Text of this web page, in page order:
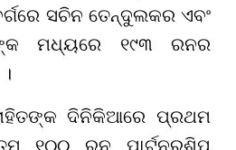
ସଚିନ ତେନ୍ଦୁଲକର ଏବଂ
ମଧ୍ୟରେ ୧୯୩ ରନର
ଦିନିକିଆରେ ପ୍ରଥମ
୧୦୦ ରନ ପାର୍ଟନରଶିପ